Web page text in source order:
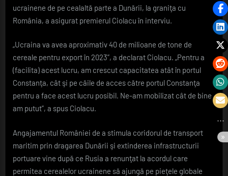
ucrainene de pe cealaltă parte a Dunării, la graniţa cu
România, a asigurat premierul Ciolacu în interviu.
„Ucraina va avea aproximativ 40 de milioane de tone de
cereale pentru export în 2023”, a declarat Ciolacu. „Pentru a
(facilita) acest lucru, am crescut capacitatea atât în portul
Constanţa, cât şi pe căile de acces către portul Constanţa
pentru a face acest lucru posibil. Ne-am mobilizat cât de bine
am putut”, a spus Ciolacu.
Angajamentul României de a stimula coridorul de transport
maritim prin dragarea Dunării şi extinderea infrastructurii
portuare vine după ce Rusia a renunţat la acordul care
permitea cerealelor ucrainene să ajungă pe pieţele globale